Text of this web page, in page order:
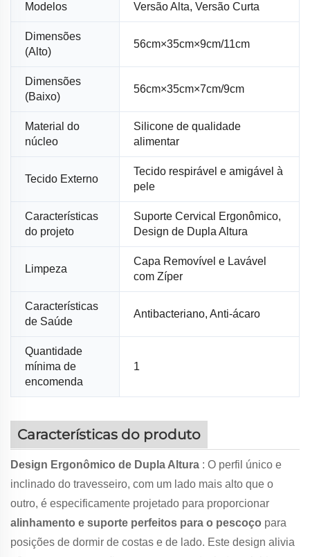
Modelos Versão Alta, Versão Curta
Dimensões
(Alto)
56cm×35cm×9cm/11cm
Dimensões
(Baixo)
56cm×35cm×7cm/9cm
Material do
núcleo
Silicone de qualidade
alimentar
Tecido Externo
Tecido respirável e amigável à
pele
Características
do projeto
Suporte Cervical Ergonômico,
Design de Dupla Altura
Limpeza
Capa Removível e Lavável
com Zíper
Características
de Saúde
Antibacteriano, Anti-ácaro
Quantidade
mínima de
encomenda
1
Características do produto
Design Ergonômico de Dupla Altura : O perfil único e
inclinado do travesseiro, com um lado mais alto que o
outro, é especificamente projetado para proporcionar
alinhamento e suporte perfeitos para o pescoço para
posições de dormir de costas e de lado. Este design alivia